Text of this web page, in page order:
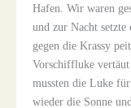
Hafen. Wir waren
und zur Nacht setzte
gegen die Krassy
Vorschiffluke
mussten die Luke
wieder die Sonne